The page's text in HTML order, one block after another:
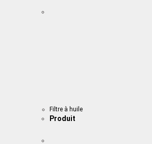
Filtre à huile
Produit